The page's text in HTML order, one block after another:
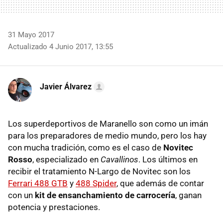
31 Mayo 2017
Actualizado 4 Junio 2017, 13:55
Javier Álvarez
Los superdeportivos de Maranello son como un imán
para los preparadores de medio mundo, pero los hay
con mucha tradición, como es el caso de Novitec
Rosso, especializado en Cavallinos. Los últimos en
recibir el tratamiento N-Largo de Novitec son los
Ferrari 488 GTB y 488 Spider, que además de contar
con un kit de ensanchamiento de carrocería, ganan
potencia y prestaciones.